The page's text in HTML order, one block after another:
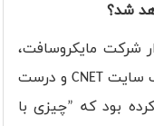
شرکت مایکروسافت،
سایت CNET و درست
بود که ”چیزی با